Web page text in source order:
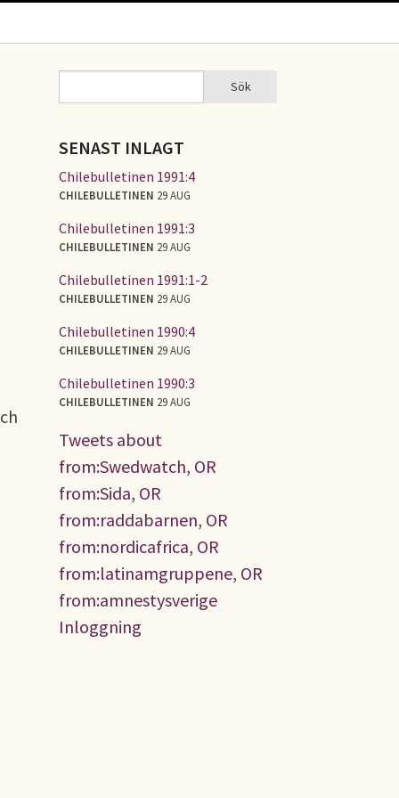
SÖKFORMULÄR Sök
SENAST INLAGT
Chilebulletinen 1991:4
CHILEBULLETINEN 29 AUG
Chilebulletinen 1991:3
CHILEBULLETINEN 29 AUG
Chilebulletinen 1991:1-2
CHILEBULLETINEN 29 AUG
Chilebulletinen 1990:4
CHILEBULLETINEN 29 AUG
Chilebulletinen 1990:3
CHILEBULLETINEN 29 AUG
Tweets about
from:Swedwatch, OR
from:Sida, OR
from:raddabarnen, OR
from:nordicafrica, OR
from:latinamgruppene, OR
from:amnestysverige
Inloggning